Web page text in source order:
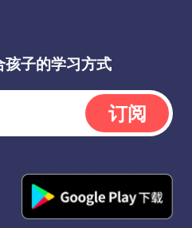
子的学习方式
订阅